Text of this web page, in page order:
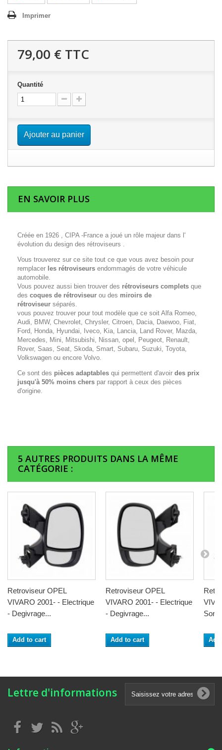
Imprimer
79,00 € TTC
Quantité
Ajouter au panier
EN SAVOIR PLUS
Créée en 1926 , CIPA -France a joué un rôle majeur dans l'
évolution du design des rétroviseurs .
Vous trouverez sur ce site tout ce que vous avez besoin pour
remplacer les rétroviseurs endommagés de votre véhicule
automobile.
Vous pouvez aussi bien trouver des rétroviseurs complets que
des coques de rétroviseur ou des miroirs de
rétroviseur séparés.
vous pouvez trouver pour tout modèle que ce soit Alfa Romeo,
Audi, BMW, Chevrolet, Chrysler, Citroen, Dacia, Daewoo, Fiat,
Ford, Honda, Hyundai, Iveco, Kia, Lancia, Land Rover, Mazda,
Mercedes, Mini, Mitsubishi, Nissan, opel, Peugeot, Renault,
Rover, Saas, Seat, Skoda, Smart, Subaru, Suzuki, Toyota,
Volkswagen ou encore Volvo.
Ce sont des pièces adaptables qui permettent d'avoir des prix
jusqu'à 50% moins chers par rapport à ceux des pièces
d'origine.
5 AUTRES PRODUITS DANS LA MÊME
CATÉGORIE :
Retroviseur OPEL
VIVARO 2001- - Electrique
- Degivrage...
Add to cart
Retroviseur OPEL
VIVARO 2001- - Electrique
- Degivrage...
Add to cart
Lettre d'informations